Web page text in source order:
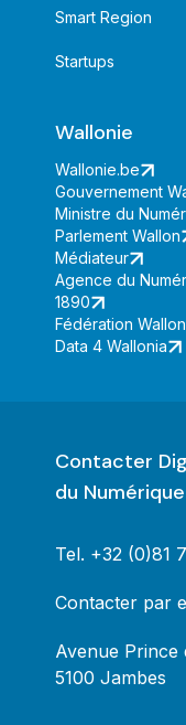
Smart Region
Startups
Wallonie
Wallonie.be
Gouvernement
Ministre du
Parlement Wallon
Médiateur
Agence du
1890
Fédération
Data 4 Wallonia
Contacter
du Numérique
Tel. +32 (0)81
Contacter par
Avenue Prince
5100 Jambes